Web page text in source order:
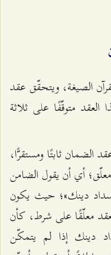
الصيغة، ويتحقّق عقد
متوقّفًا على ثلاثة
الضمان ثابتًا ومستقرًّا،
معلّق؛ أي أن يقول الضامن
دينك»؛ حيث يكون
معلّقًا على شرط، كأن
دينك إذا لم يتمكّن